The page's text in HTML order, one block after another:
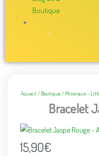
Boutique
Accueil / Boutique / Minéraux -
Bracelet
15,90€